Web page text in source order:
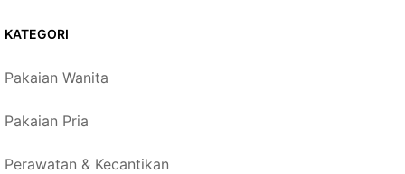
KATEGORI
Pakaian Wanita
Pakaian Pria
Perawatan & Kecantikan